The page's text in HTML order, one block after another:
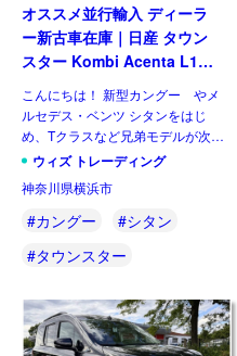
オススメ並行輸入 ディーラ
ー新古車在庫｜日産 タウン
スター Kombi Acenta L1
1.3 DIG-T130 6MT 左ハンド
ル
こんにちは！ 新型カングー やメ
ルセデス・ベンツ シタンをはじ
め、Tクラスなど兄弟モデルが次々
とデビューしています。待望の国内
調とお聞きします。そのなかで同じ
アライアンス内にある日産からも
ウィズ トレーディング
神奈川県横浜市
#カングー
#シタン
#タウンスター